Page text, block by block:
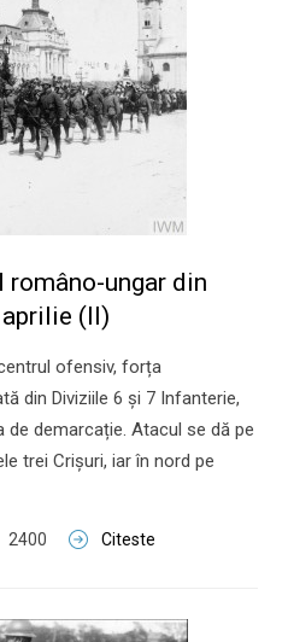
româno-ungar din
(II)
ofensiv, forța
din Diviziile 6 și 7 Infanterie,
de demarcație. Atacul se dă pe
trei Crişuri, iar în nord pe
2400 Citeste